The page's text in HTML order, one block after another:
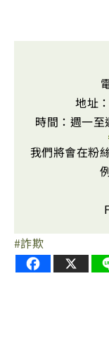
地址：
時間：週一
我們將會在粉
詐欺